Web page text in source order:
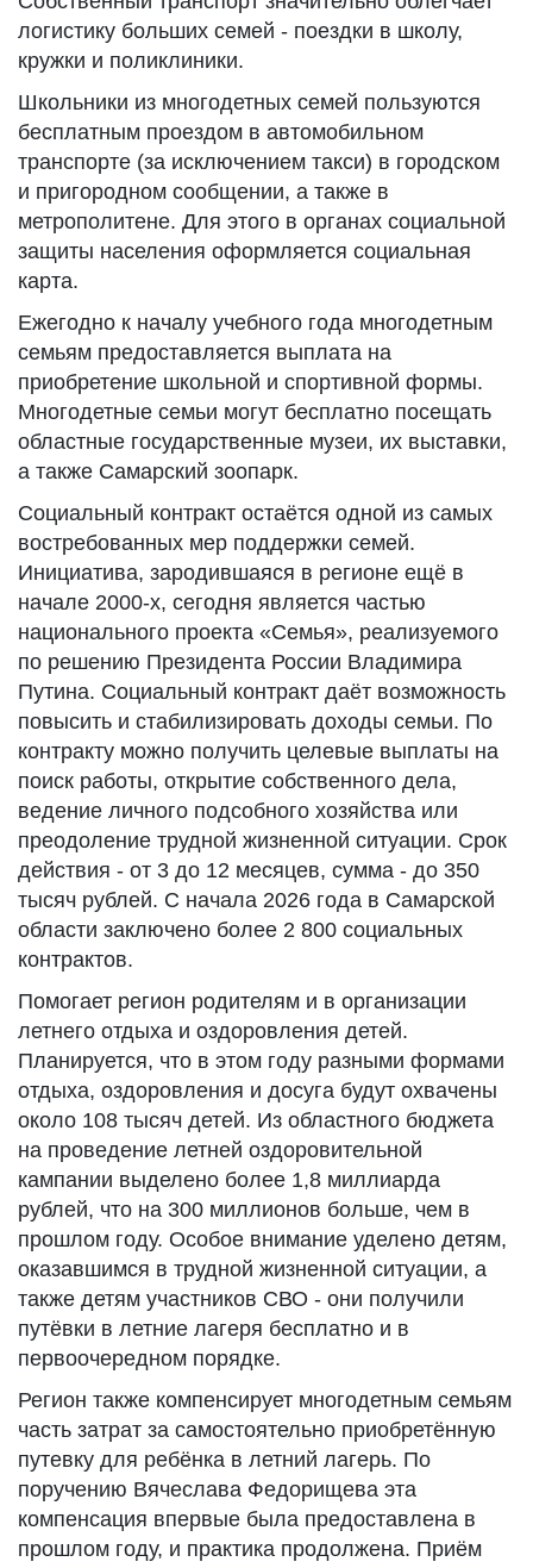
логистику больших семей - поездки в школу,
кружки и поликлиники.
Школьники из многодетных семей пользуются
бесплатным проездом в автомобильном
транспорте (за исключением такси) в городском
и пригородном сообщении, а также в
метрополитене. Для этого в органах социальной
защиты населения оформляется социальная
карта.
Ежегодно к началу учебного года многодетным
семьям предоставляется выплата на
приобретение школьной и спортивной формы.
Многодетные семьи могут бесплатно посещать
областные государственные музеи, их выставки,
а также Самарский зоопарк.
Социальный контракт остаётся одной из самых
востребованных мер поддержки семей.
Инициатива, зародившаяся в регионе ещё в
начале 2000-х, сегодня является частью
национального проекта «Семья», реализуемого
по решению Президента России Владимира
Путина. Социальный контракт даёт возможность
повысить и стабилизировать доходы семьи. По
контракту можно получить целевые выплаты на
поиск работы, открытие собственного дела,
ведение личного подсобного хозяйства или
преодоление трудной жизненной ситуации. Срок
действия - от 3 до 12 месяцев, сумма - до 350
тысяч рублей. С начала 2026 года в Самарской
области заключено более 2 800 социальных
контрактов.
Помогает регион родителям и в организации
летнего отдыха и оздоровления детей.
Планируется, что в этом году разными формами
отдыха, оздоровления и досуга будут охвачены
около 108 тысяч детей. Из областного бюджета
на проведение летней оздоровительной
кампании выделено более 1,8 миллиарда
рублей, что на 300 миллионов больше, чем в
прошлом году. Особое внимание уделено детям,
оказавшимся в трудной жизненной ситуации, а
также детям участников СВО - они получили
путёвки в летние лагеря бесплатно и в
первоочередном порядке.
Регион также компенсирует многодетным семьям
часть затрат за самостоятельно приобретённую
путевку для ребёнка в летний лагерь. По
поручению Вячеслава Федорищева эта
компенсация впервые была предоставлена в
прошлом году, и практика продолжена. Приём